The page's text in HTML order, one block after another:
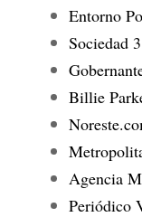
Entorno
Sociedad
Billie
Agencia
Periódico